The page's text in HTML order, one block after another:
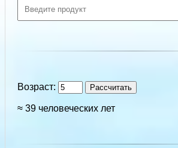
Возраст: Рассчитать
≈ 39 человеческих лет